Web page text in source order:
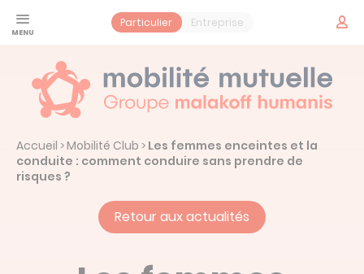
Particulier Entreprise
Santé
Jeune
Prévoyance
Contrat obsèques
Services
Vos services santé
Mobilité Mutuelle
Notre histoire : Mobilité Mutuelle
Accueil >Mobilité Club > Les femmes enceintes et la
conduite : comment conduire sans prendre de
risques ?
Retour aux actualités
Panneau de gestion des cookies